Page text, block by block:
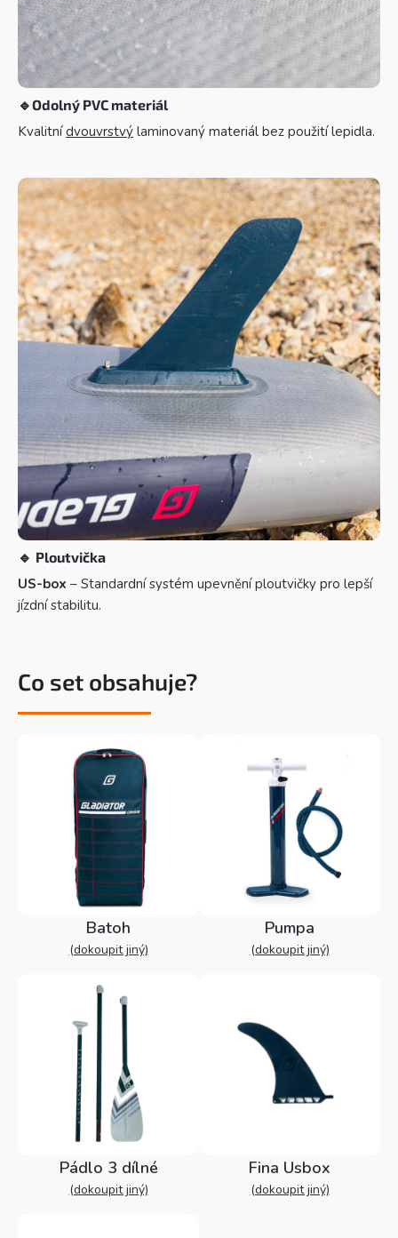
🔹Odolný PVC materiál
Kvalitnídvouvrstvý laminovaný materiál bez použití lepidla.
🔹 Ploutvička
US-box – Standardní systém upevnění ploutvičky pro lepší
jízdní stabilitu.
Co set obsahuje?
Batoh
(dokoupit jiný)
Pumpa
(dokoupit jiný)
Pádlo 3 dílné
(dokoupit jiný)
Fina Usbox
(dokoupit jiný)